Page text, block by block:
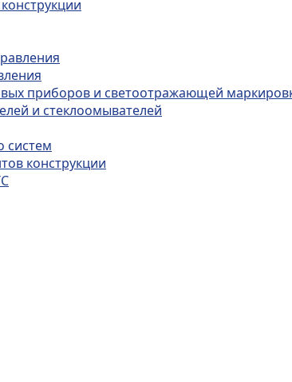
приборов и светоотражающей
и стеклоомывателей
систем
конструкции